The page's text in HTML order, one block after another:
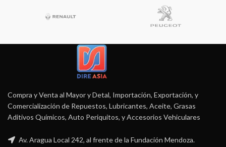
Compra y Venta al Mayor y Detal, Importación, Exportación, y
Comercialización de Repuestos, Lubricantes, Aceite, Grasas
Aditivos Químicos, Auto Periquitos, y Accesorios Vehiculares
Av. Aragua Local 242, al frente de la Fundación Mendoza.